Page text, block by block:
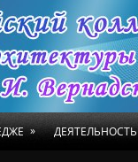
» ДЕЯТЕЛЬНОСТЬ